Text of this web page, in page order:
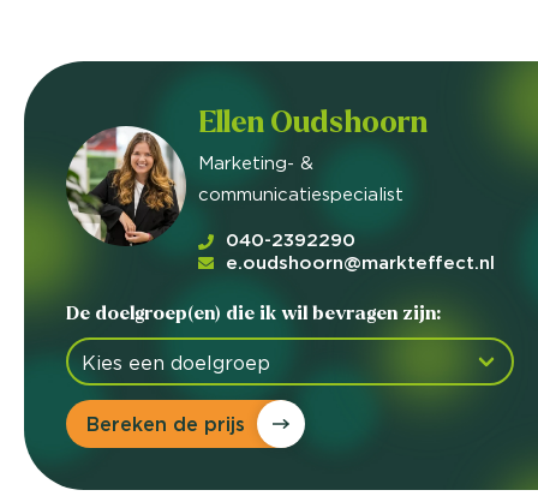
Ellen Oudshoorn
Marketing- &
communicatiespecialist
040-2392290
e.oudshoorn@markteffect.nl
De doelgroep(en) die ik wil bevragen zijn:
Bereken de prijs